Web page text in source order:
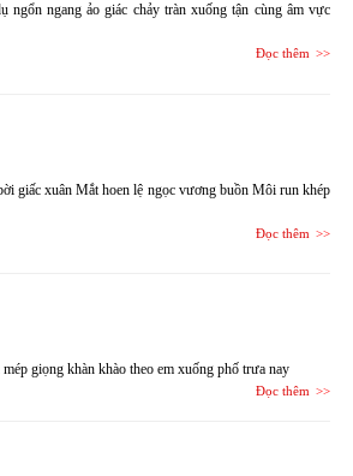
ngang ảo giác chảy tràn xuống tận cùng âm vực
Đọc thêm
giấc xuân Mắt hoen lệ ngọc vương buồn Môi run khép
Đọc thêm
giọng khàn khào theo em xuống phố trưa nay
Đọc thêm